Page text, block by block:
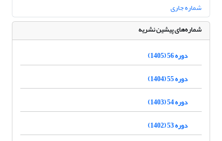
شماره جاری
شماره‌های پیشین نشریه
دوره 56 (1405)
دوره 55 (1404)
دوره 54 (1403)
دوره 53 (1402)